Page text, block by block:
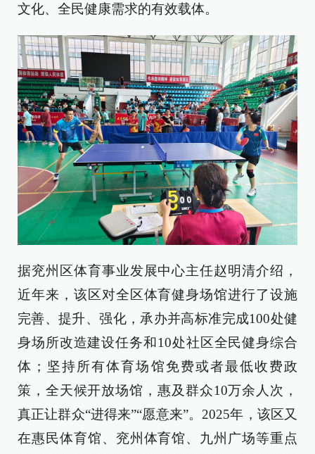
文化、全民健康需求的有效载体。
据兖州区体育事业发展中心主任赵明清介绍，
近年来，该区对全区体育健身场馆进行了设施
完善、提升、强化，承办并高标准完成100处健
身场所改造建设任务和10处社区全民健身综合
体；坚持所有体育场馆免费或者最低收费政
策，全天候开放场馆，惠及群众10万余人次，
真正让群众“进得来”“愿意来”。2025年，该区又
在惠民体育馆、兖州体育馆、九州广场等重点